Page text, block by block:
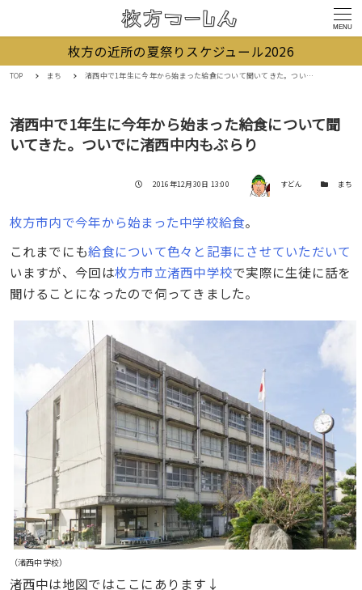
MENU
枚方の近所の夏祭りスケジュール2026
TOP まち 渚西中で1年生に今年から始まった給食について聞いてきた。ついでに渚西中内もぶらり
渚西中で1年生に今年から始まった給食について聞
いてきた。ついでに渚西中内もぶらり
投稿日
2016年12月30日 13:00 著者 すどん カテゴリー
まち
枚方市内で今年から始まった中学校給食。
これまでにも給食について色々と記事にさせていただいて
いますが、今回は枚方市立渚西中学校で実際に生徒に話を
聞けることになったので伺ってきました。
（渚西中学校）
渚西中は地図ではここにあります↓